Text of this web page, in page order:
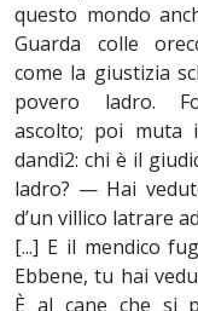
questo mondo
Guarda colle
come la giustizia
povero ladro.
ascolto; poi muta
dandì2: chi è il
ladro? — Hai
d’un villico latrare
[...] E il mendico
Ebbene, tu hai
È al cane che si